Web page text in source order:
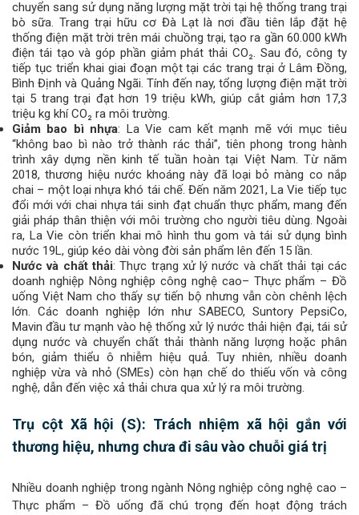
chuyển sang sử dụng năng lượng mặt trời tại hệ thống trang trại
bò sữa. Trang trại hữu cơ Đà Lạt là nơi đầu tiên lắp đặt hệ
thống điện mặt trời trên mái chuồng trại, tạo ra gần 60.000 kWh
điện tái tạo và góp phần giảm phát thải CO₂. Sau đó, công ty
tiếp tục triển khai giai đoạn một tại các trang trại ở Lâm Đồng,
Bình Định và Quảng Ngãi. Tính đến nay, tổng lượng điện mặt trời
tại 5 trang trại đạt hơn 19 triệu kWh, giúp cắt giảm hơn 17,3
triệu kg khí CO₂ ra môi trường.
Giảm bao bì nhựa: La Vie cam kết mạnh mẽ với mục tiêu
“không bao bì nào trở thành rác thải”, tiên phong trong hành
trình xây dựng nền kinh tế tuần hoàn tại Việt Nam. Từ năm
2018, thương hiệu nước khoáng này đã loại bỏ màng co nắp
chai – một loại nhựa khó tái chế. Đến năm 2021, La Vie tiếp tục
đổi mới với chai nhựa tái sinh đạt chuẩn thực phẩm, mang đến
giải pháp thân thiện với môi trường cho người tiêu dùng. Ngoài
ra, La Vie còn triển khai mô hình thu gom và tái sử dụng bình
nước 19L, giúp kéo dài vòng đời sản phẩm lên đến 15 lần.
Nước và chất thải: Thực trạng xử lý nước và chất thải tại các
doanh nghiệp Nông nghiệp công nghệ cao– Thực phẩm – Đồ
uống Việt Nam cho thấy sự tiến bộ nhưng vẫn còn chênh lệch
lớn. Các doanh nghiệp lớn như SABECO, Suntory PepsiCo,
Mavin đầu tư mạnh vào hệ thống xử lý nước thải hiện đại, tái sử
dụng nước và chuyển chất thải thành năng lượng hoặc phân
bón, giảm thiểu ô nhiễm hiệu quả. Tuy nhiên, nhiều doanh
nghiệp vừa và nhỏ (SMEs) còn hạn chế do thiếu vốn và công
nghệ, dẫn đến việc xả thải chưa qua xử lý ra môi trường.
Trụ cột Xã hội (S): Trách nhiệm xã hội gắn với
thương hiệu, nhưng chưa đi sâu vào chuỗi giá trị
Nhiều doanh nghiệp trong ngành Nông nghiệp công nghệ cao –
Thực phẩm – Đồ uống đã chú trọng đến hoạt động trách